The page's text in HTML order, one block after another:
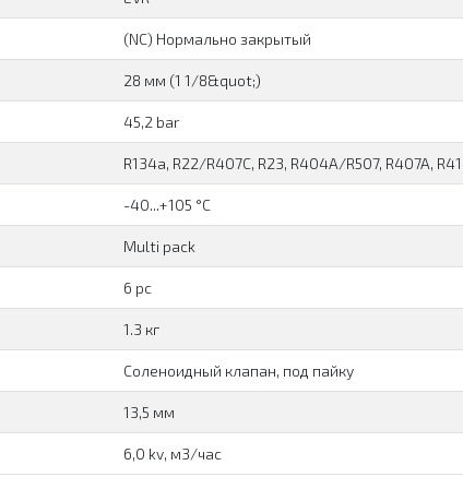
(NC) Нормально закрытый
28 мм (1 1/8&quot;)
45,2 bar
R134a, R22/R407C, R23, R404A/R507, R407A,
-40...+105 °C
Multi pack
6 pc
1.3 кг
Соленоидный клапан, под пайку
13,5 мм
6,0 kv, м3/час